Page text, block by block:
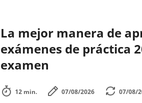
La mejor manera de
exámenes de práctica
examen
12 min. 07/08/2026 07/08/